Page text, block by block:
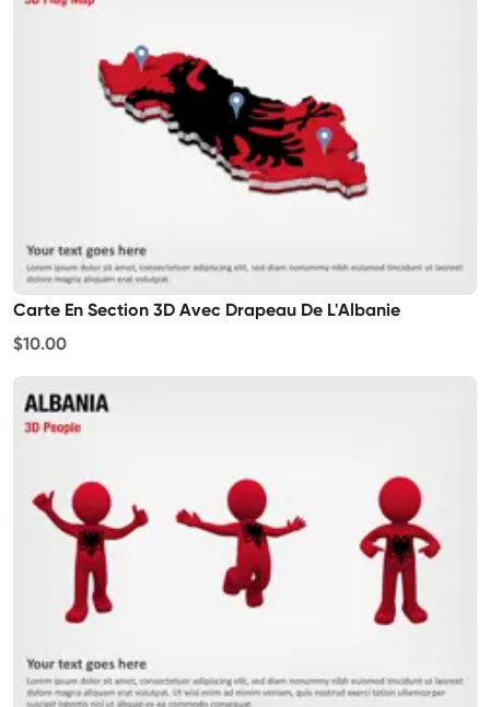
Carte En Section 3D Avec Drapeau De L'Albanie
$10.00